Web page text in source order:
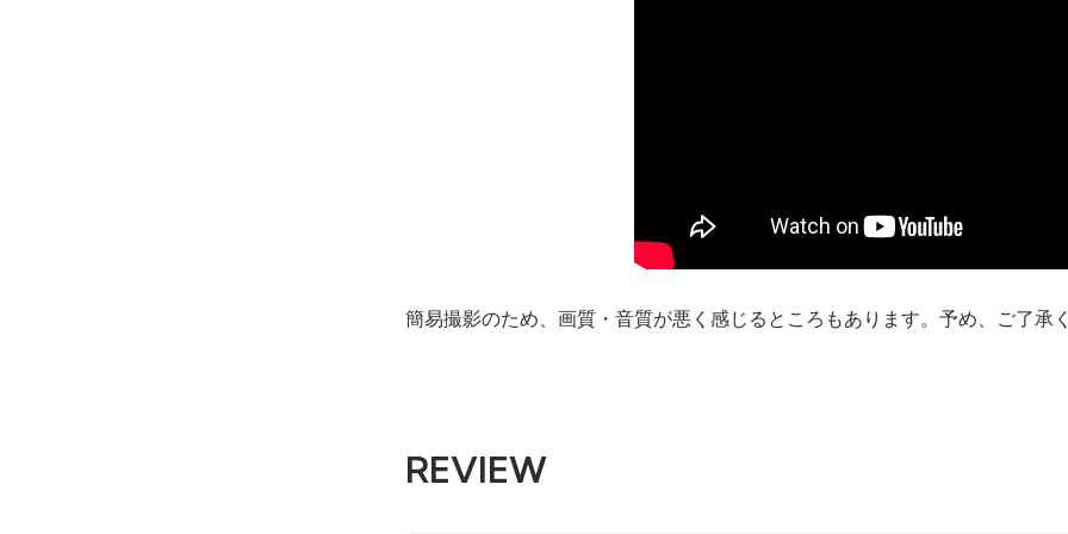
簡易撮影のため、画質・音質が悪く感じるところもあります。予め、ご了承
REVIEW